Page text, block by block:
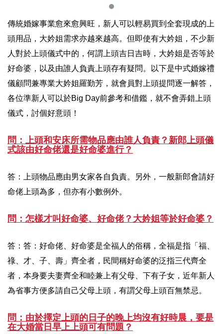
傳統婚嫁事業愈來愈興旺，新人可以輕易買到全套現成的上
頭用品，大妗姐需求亦越來越高。但即使有大妗姐，不少新
人對於上頭儀式中的，何謂上頭吉日吉時，大妗姐是否等於
好命婆，以及由誰人負責上頭存有疑問。以下是中式婚嫁禮
儀顧問兼專業大妗姐羅勤芳，就會員對上頭提問逐一解答，
各位準新人可以於Big Day前參考和借鑑，就不會弄錯上頭
儀式，討個好意頭！
問：上頭和安床所需物品應由誰人負責？新郎上頭儀
式該由好命佬還是好命婆進行？
答：上頭物品應由男女家各自負責。另外，一般新郎會請好
命佬上頭為多，但亦有小數例外。
問：怎樣才叫好命婆、好命佬？大妗姐等於好命婆？
答：答：好命佬、好命婆是全福人的俗稱，全福是指「福、
祿、才、子、壽」齊全者，民間稱好命婆的泛指三代齊全
者，本身要夫妻齊全和睦兼上有父母、下有子女，近年新人
為省事方便多請自己父母上頭，有謂父母上頭百無禁忌。
問：由於擇定上頭的日子的晚上均沒有好時晨，要是
在大婚當日早上上頭可有問題？